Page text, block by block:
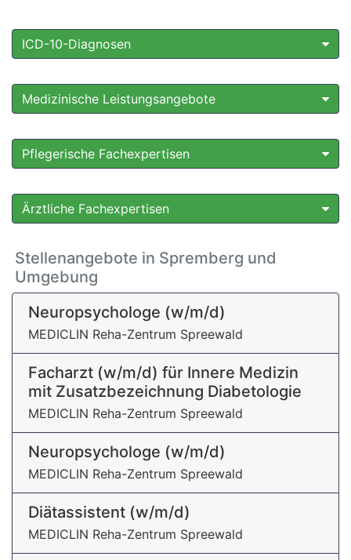
ICD-10-Diagnosen
Medizinische Leistungsangebote
Pflegerische Fachexpertisen
Ärztliche Fachexpertisen
Stellenangebote in Spremberg und
Umgebung
Neuropsychologe (w/m/d)
MEDICLIN Reha-Zentrum Spreewald
Facharzt (w/m/d) für Innere Medizin
mit Zusatzbezeichnung Diabetologie
MEDICLIN Reha-Zentrum Spreewald
Neuropsychologe (w/m/d)
MEDICLIN Reha-Zentrum Spreewald
Diätassistent (w/m/d)
MEDICLIN Reha-Zentrum Spreewald